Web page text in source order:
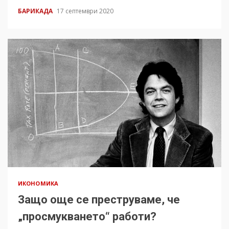
БАРИКАДА 17 септември 2020
ИКОНОМИКА
Защо още се преструваме, че
„просмукването“ работи?